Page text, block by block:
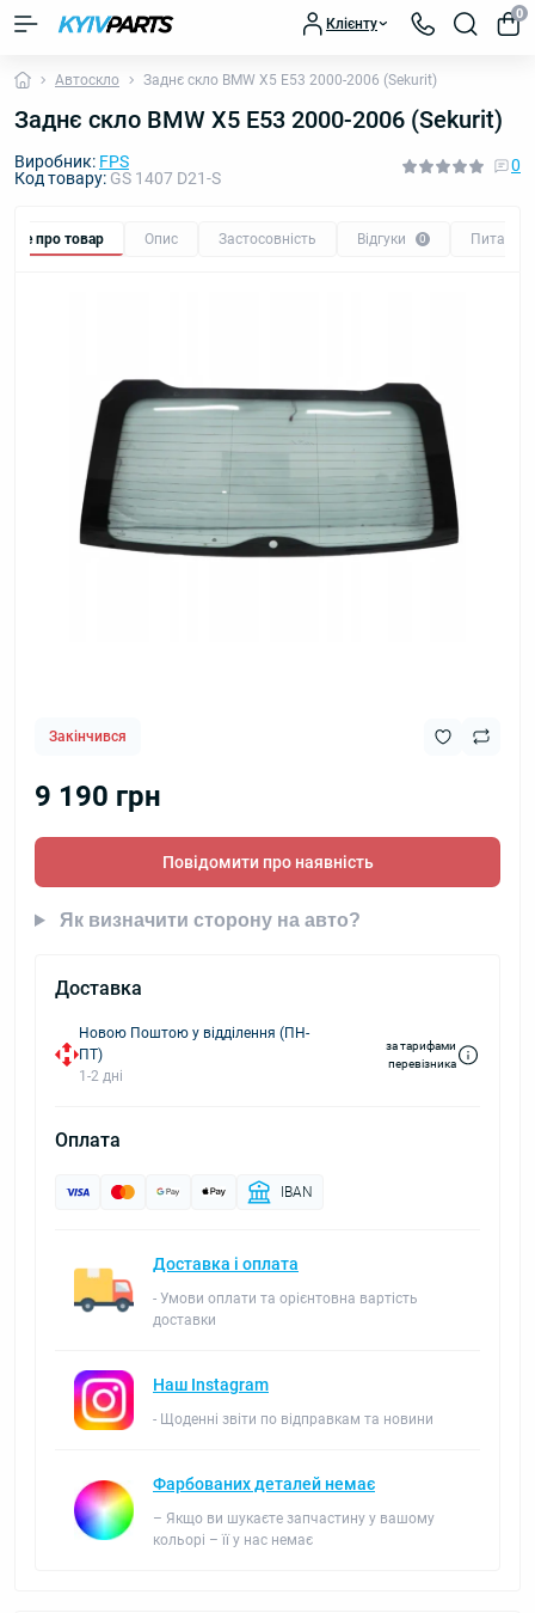
Клієнту
0
Автоскло Заднє скло BMW X5 E53 2000-2006 (Sekurit)
Заднє скло BMW X5 E53 2000-2006 (Sekurit)
Виробник: FPS
Код товару: GS 1407 D21-S
0
Все про товар Опис Застосовність Відгуки 0 Питання
Закінчився
9 190 грн
Повідомити про наявність
Як визначити сторону на авто?
Доставка
Новою Поштою у відділення (ПН-
ПТ)
1-2 дні
за тарифами
перевізника
Оплата
IBAN
Доставка і оплата
- Умови оплати та орієнтовна вартість
доставки
Наш Instagram
- Щоденні звіти по відправкам та новини
Фарбованих деталей немає
– Якщо ви шукаєте запчастину у вашому
кольорі – її у нас немає